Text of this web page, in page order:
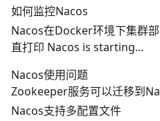
如何监控Nacos
Nacos在Docker环境下集群
直打印 Nacos is starting...
Nacos使用问题
Zookeeper服务可以迁移到
Nacos支持多配置文件